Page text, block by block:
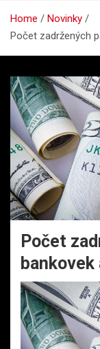
Home
Novinky
Počet zadržených
Počet
bankovek